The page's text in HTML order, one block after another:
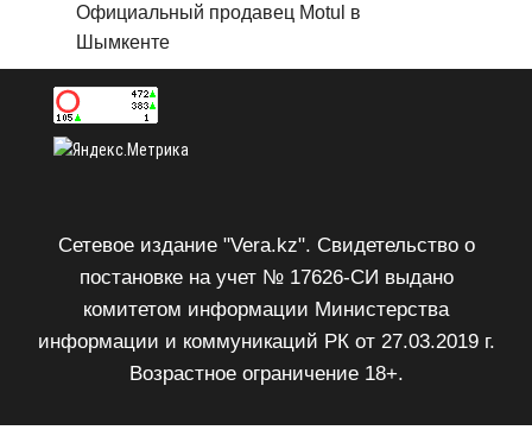
Официальный продавец Motul в
Шымкенте
Сетевое издание "Vera.kz". Свидетельство о
постановке на учет № 17626-СИ выдано
комитетом информации Министерства
информации и коммуникаций РК от 27.03.2019 г.
Возрастное ограничение 18+.